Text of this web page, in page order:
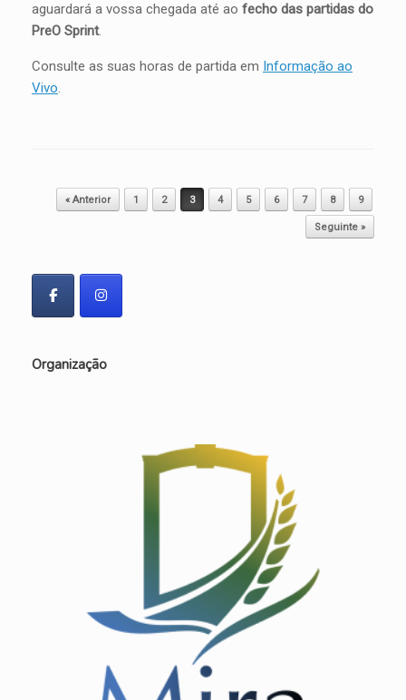
aguardará a vossa chegada até ao fecho das partidas do
PreO Sprint.
Consulte as suas horas de partida em Informação ao
Vivo.
Post navigation
« Anterior 1 2 3 4 5 6 7 8 9
Seguinte »
Organização